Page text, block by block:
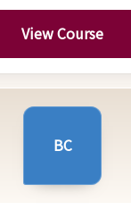
View Course
BC